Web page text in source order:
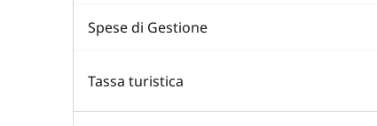
Spese di Gestione
Tassa turistica